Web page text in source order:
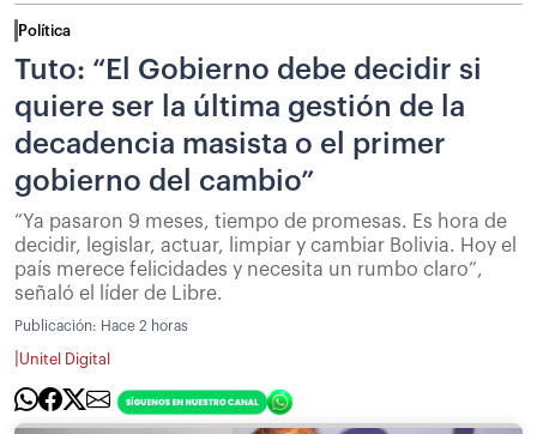
Política
Tuto: “El Gobierno debe decidir si
quiere ser la última gestión de la
decadencia masista o el primer
gobierno del cambio”
“Ya pasaron 9 meses, tiempo de promesas. Es hora de
decidir, legislar, actuar, limpiar y cambiar Bolivia. Hoy el
país merece felicidades y necesita un rumbo claro”,
señaló el líder de Libre.
Publicación: Hace 2 horas
Unitel Digital